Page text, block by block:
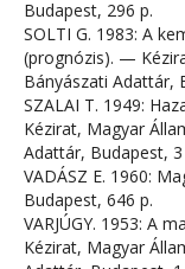
Budapest, 296 p.
SOLTI G. 1983: A
(prognózis). —
Bányászati Adattár,
SZALAI T. 1949:
Kézirat, Magyar
Adattár, Budapest, 3
VADÁSZ E. 1960:
Budapest, 646 p.
VARJÚGY. 1953: A
Kézirat, Magyar